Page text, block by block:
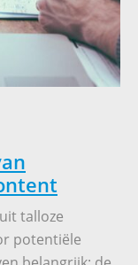
talloze
potentiële